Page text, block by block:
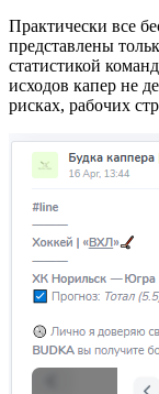
Практически все
представлены
статистикой
исходов капер не
рисках, рабочих